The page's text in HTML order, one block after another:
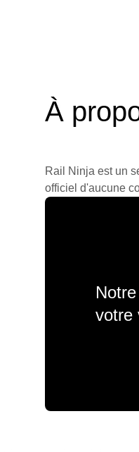
À
Rail Ninja est un
officiel d'aucune
votre